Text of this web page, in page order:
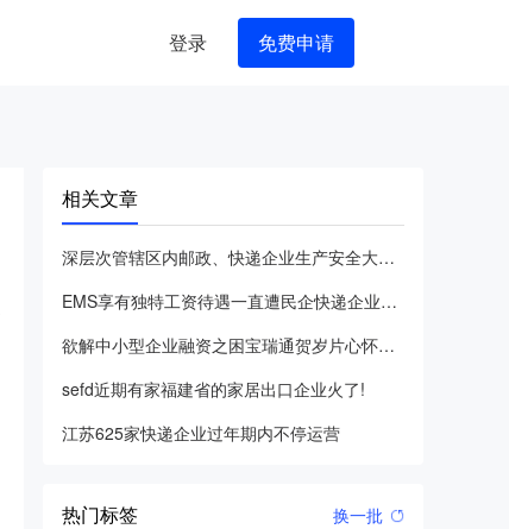
登录 免费申请
相关文章
深层次管辖区内邮政、快递企业生产安全大查验
EMS享有独特工资待遇一直遭民企快递企业调侃
欲解中小型企业融资之困宝瑞通贺岁片心怀感恩大感恩回馈
sefd近期有家福建省的家居出口企业火了!
江苏625家快递企业过年期内不停运营
热门标签 换一批